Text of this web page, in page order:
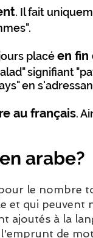
. Il fait
placéen fin
signifiant
en
au français.
arabe?
le nombre
et qui peuvent
ajoutés à la
de